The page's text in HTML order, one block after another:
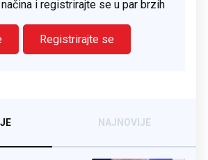
i registrirajte se u par brzih
Registrirajte se
NAJNOVIJE